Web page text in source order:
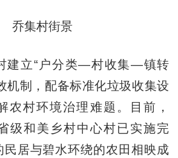
乔集村街景
立“户分类—村收集—镇转
机制，配备标准化垃圾收集设
农村环境治理难题。目前，
级和美乡村中心村已实施完
民居与碧水环绕的农田相映成